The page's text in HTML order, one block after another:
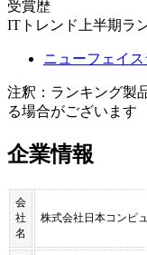
受賞歴
ITトレンド上半期ラ
ニューフェイ
注釈：ランキング製
る場合がございます
企業情報
会
社
名
株式会社日本コンピ